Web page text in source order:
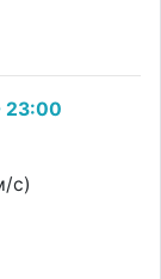
23:00
с)